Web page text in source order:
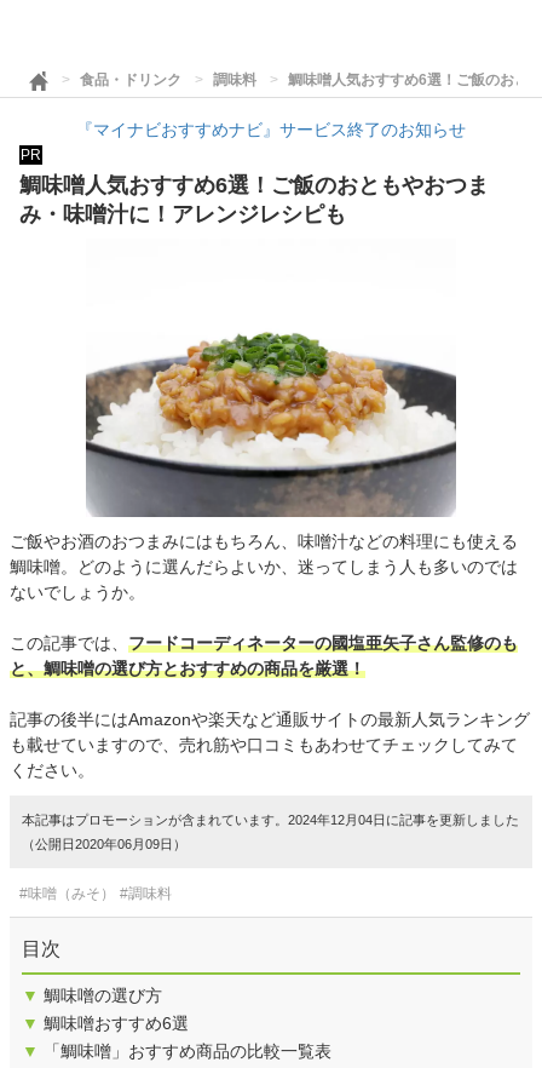
食品・ドリンク 調味料 鯛味噌人気おすすめ6選！ご飯のおと
『マイナビおすすめナビ』サービス終了のお知らせ
PR
鯛味噌人気おすすめ6選！ご飯のおともやおつま
み・味噌汁に！アレンジレシピも
ご飯やお酒のおつまみにはもちろん、味噌汁などの料理にも使える
鯛味噌。どのように選んだらよいか、迷ってしまう人も多いのでは
ないでしょうか。
この記事では、 フードコーディネーターの國塩亜矢子さん監修のも
と、鯛味噌の選び方とおすすめの商品を厳選！
記事の後半にはAmazonや楽天など通販サイトの最新人気ランキング
も載せていますので、売れ筋や口コミもあわせてチェックしてみて
ください。
本記事はプロモーションが含まれています。2024年12月04日に記事を更新しました
（公開日2020年06月09日）
#味噌（みそ） #調味料
目次
▼ 鯛味噌の選び方
▼ 鯛味噌おすすめ6選
▼
「鯛味噌」おすすめ商品の比較一覧表